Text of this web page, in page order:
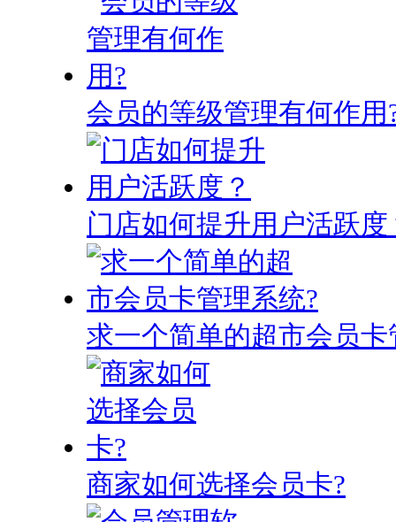
会员的等级管理有何作用
门店如何提升用户活跃度
求一个简单的超市会员卡
商家如何选择会员卡?